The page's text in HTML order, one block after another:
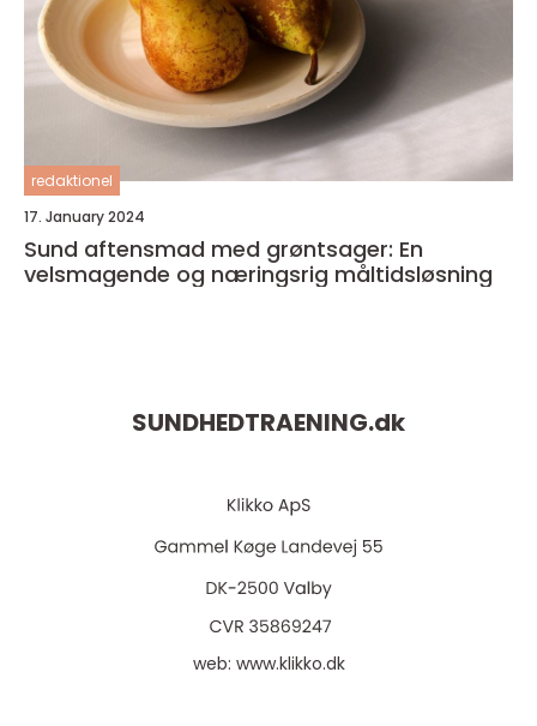
redaktionel
17. January 2024
Sund aftensmad med grøntsager: En
velsmagende og næringsrig måltidsløsning
SUNDHEDTRAENING.dk
web: www.klikko.dk